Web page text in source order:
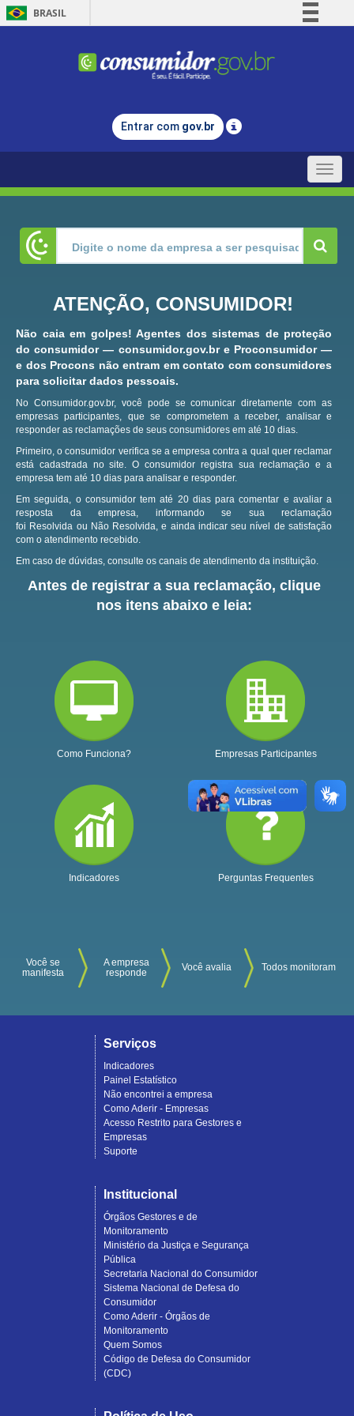
BRASIL
Comunica BR
Legislação
Entrar com gov.br
Toggle
ATENÇÃO, CONSUMIDOR!
Não caia em golpes! Agentes dos sistemas de proteção
do consumidor — consumidor.gov.br e Proconsumidor —
e dos Procons não entram em contato com consumidores
para solicitar dados pessoais.
No Consumidor.gov.br, você pode se comunicar diretamente com as
empresas participantes, que se comprometem a receber, analisar e
responder as reclamações de seus consumidores em até 10 dias.
Primeiro, o consumidor verifica se a empresa contra a qual quer reclamar
está cadastrada no site.O consumidor registra sua reclamação e a
empresa tem até 10 dias para analisar e responder.
Em seguida, o consumidor tem até 20 dias para comentar e avaliar a
resposta da empresa, informando se sua reclamação
foi Resolvida ou Não Resolvida, e ainda indicar seu nível de satisfação
com o atendimento recebido.
Em caso de dúvidas, consulte os canais de atendimento da instituição.
Antes de registrar a sua reclamação, clique
nos itens abaixo e leia:
Como Funciona? Empresas Participantes
Indicadores Perguntas Frequentes
Você se
manifesta
A empresa
responde
Você avalia Todos monitoram
Serviços
Indicadores
Painel Estatístico
Não encontrei a empresa
Como Aderir - Empresas
Acesso Restrito para Gestores e
Empresas
Suporte
Institucional
Órgãos Gestores e de
Monitoramento
Ministério da Justiça e Segurança
Pública
Secretaria Nacional do Consumidor
Sistema Nacional de Defesa do
Consumidor
Como Aderir - Órgãos de
Monitoramento
Quem Somos
Código de Defesa do Consumidor
(CDC)